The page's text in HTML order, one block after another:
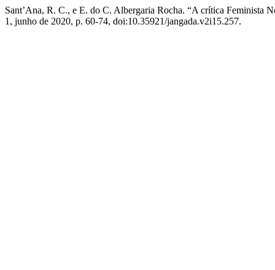
Sant’Ana, R. C., e E. do C. Albergaria Rocha. “A crítica Feminista
1, junho de 2020, p. 60-74, doi:10.35921/jangada.v2i15.257.